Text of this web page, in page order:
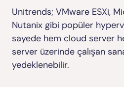
Unitrends; VMware ESXi,
Nutanix gibi popüler
sayede hem cloud server
server üzerinde çalışan
yedeklenebilir.